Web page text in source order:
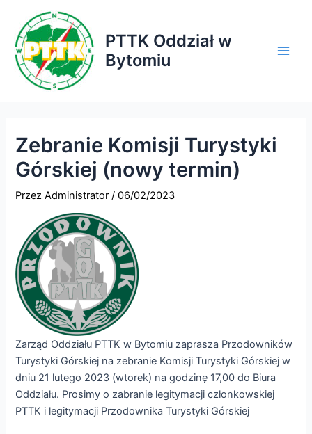
treści
PTTK Oddział w
Bytomiu
Zebranie Komisji Turystyki
Górskiej (nowy termin)
PrzezAdministrator/06/02/2023
Zarząd Oddziału PTTK w Bytomiu zaprasza Przodowników
Turystyki Górskiej na zebranie Komisji Turystyki Górskiej w
dniu 21 lutego 2023 (wtorek) na godzinę 17,00 do Biura
Oddziału. Prosimy o zabranie legitymacji członkowskiej
PTTK i legitymacji Przodownika Turystyki Górskiej